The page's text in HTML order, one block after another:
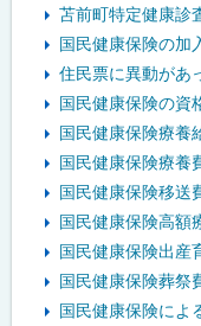
苫前町特定健康診
国民健康保険の加
住民票に異動があ
国民健康保険の資
国民健康保険療養
国民健康保険療養
国民健康保険移送
国民健康保険高額
国民健康保険出産
国民健康保険葬祭
国民健康保険によ